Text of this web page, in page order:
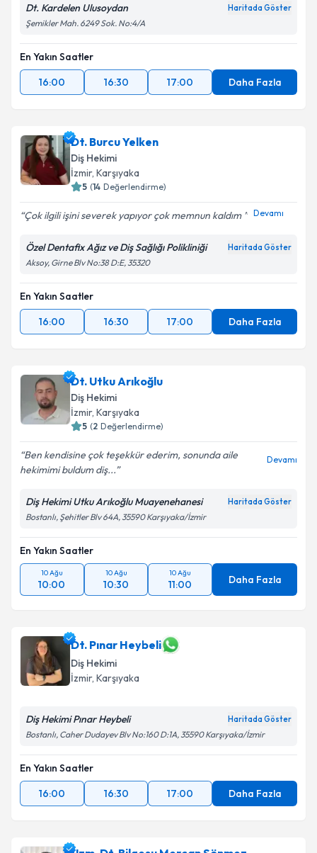
Dt. Kardelen Ulusoydan Haritada Göster
Şemikler Mah. 6249 Sok. No:4/A
En Yakın Saatler
16:00
16:30 17:00 Daha Fazla
Dt. Burcu Yelken
Diş Hekimi
İzmir, Karşıyaka
5 (14 Değerlendirme)
Çok ilgili işini severek yapıyor çok memnun kaldım Devamı
Özel Dentafix Ağız ve Diş Sağlığı Polikliniği Haritada Göster
Aksoy, Girne Blv No:38 D:E, 35320
En Yakın Saatler
16:00
16:30 17:00 Daha Fazla
Dt. Utku Arıkoğlu
Diş Hekimi
İzmir, Karşıyaka
5 (2 Değerlendirme)
Ben kendisine çok teşekkür ederim, sonunda aile
hekimimi buldum diş...
Devamı
Diş Hekimi Utku Arıkoğlu Muayenehanesi Haritada Göster
Bostanlı, Şehitler Blv 64A, 35590 Karşıyaka/İzmir
En Yakın Saatler
10 Ağu
10:00
10 Ağu
10:30
10 Ağu
11:00 Daha Fazla
Dt. Pınar Heybeli
Diş Hekimi
İzmir, Karşıyaka
Diş Hekimi Pınar Heybeli Haritada Göster
Bostanlı, Caher Dudayev Blv No:160 D:1A, 35590 Karşıyaka/İzmir
En Yakın Saatler
16:00
16:30 17:00 Daha Fazla